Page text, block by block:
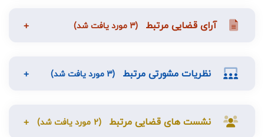
آرای قضایی مرتبط (3 مورد یافت شد)
نظریات مشورتی مرتبط (3 مورد یافت شد)
نشست های قضایی مرتبط (2 مورد یافت شد)